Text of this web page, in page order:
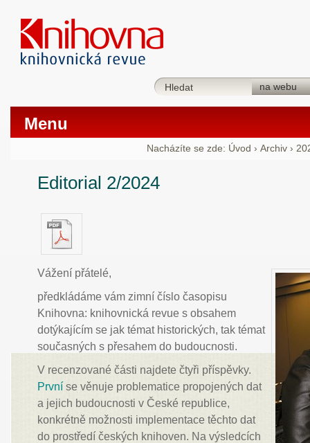
Menu
Nacházíte se zde: Úvod › Archiv ›
Editorial 2/2024
Vážení přátelé,
předkládáme vám zimní číslo časopisu
Knihovna: knihovnická revue s obsahem
dotýkajícím se jak témat historických, tak témat
současných s přesahem do budoucnosti.
V recenzované části najdete čtyři příspěvky.
První se věnuje problematice propojených dat
a jejich budoucnosti v České republice,
konkrétně možnosti implementace těchto dat
do prostředí českých knihoven. Na výsledcích